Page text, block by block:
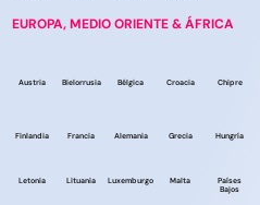
EUROPA, MEDIO ORIENTE & ÁFRICA
Austria Bielorrusia Bélgica Croacia Chipre
Finlandia Francia Alemania Grecia Hungría
Letonia Lituania Luxemburgo Malta
Países
Bajos